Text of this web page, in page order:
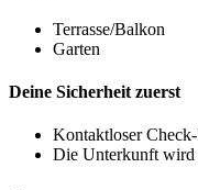
Terrasse/Balkon
Garten
Deine Sicherheit zuerst
Kontaktloser
Die Unterkunft wird